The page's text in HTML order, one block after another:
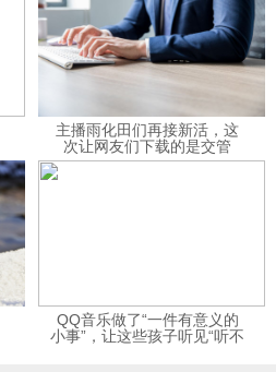
主播雨化田们再接新活，这
次让网友们下载的是交管
12123APP
QQ音乐做了“一件有意义的
小事”，让这些孩子听见“听不